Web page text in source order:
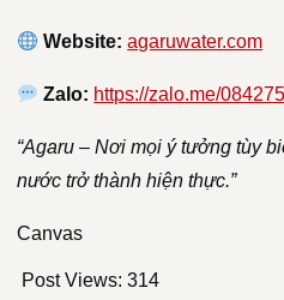
Website: agaruwater.com
Zalo: https://zalo.me/
“Agaru – Nơi mọi ý tưởng tùy
nước trở thành hiện thực.”
Canvas
Post Views: 314